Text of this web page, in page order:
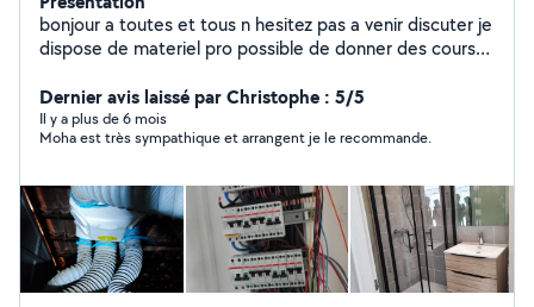
bonjour a toutes et tous n hesitez pas a venir discuter je
dispose de materiel pro possible de donner des cours
Dernier avis laissé par Christophe : 5/5
Il y a plus de 6 mois
Moha est très sympathique et arrangent je le recommande.